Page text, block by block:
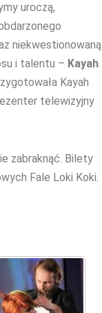
uroczą,
niekwestionowaną
i talentu – Kayah.
Kayah
telewizyjny
zabraknąć. Bilety
Fale Loki Koki.